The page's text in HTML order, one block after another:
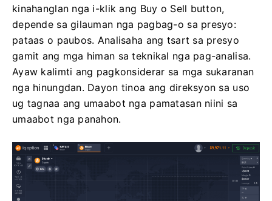
kinahanglan nga i-klik ang Buy o Sell button,
depende sa gilauman nga pagbag-o sa presyo:
pataas o paubos. Analisaha ang tsart sa presyo
gamit ang mga himan sa teknikal nga pag-analisa.
Ayaw kalimti ang pagkonsiderar sa mga sukaranan
nga hinungdan. Dayon tinoa ang direksyon sa uso
ug tagnaa ang umaabot nga pamatasan niini sa
umaabot nga panahon.